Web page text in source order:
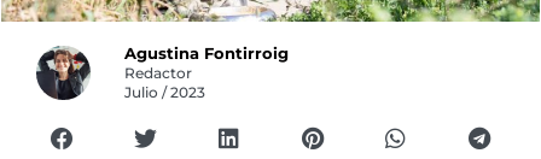
Agustina Fontirroig
Redactor
Julio / 2023